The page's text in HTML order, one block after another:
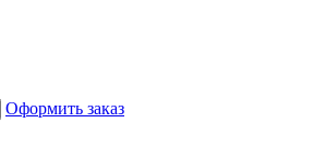
Оформить заказ